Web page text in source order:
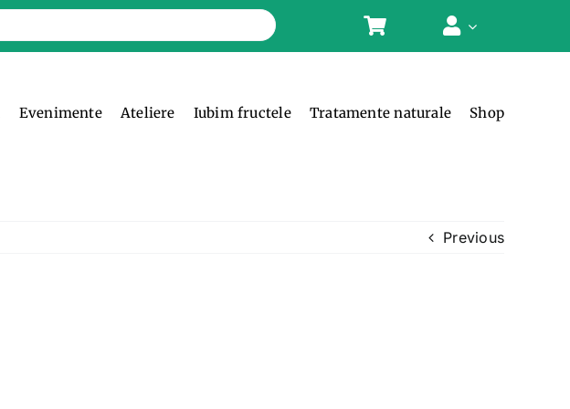
Evenimente Ateliere Iubim fructele Tratamente naturale Shop
Previous